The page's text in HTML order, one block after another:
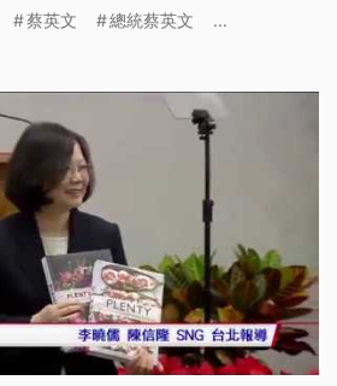
蔡英文 總統蔡英文 ...